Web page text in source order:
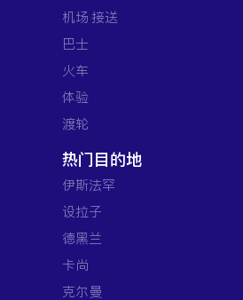
机场 接送
巴士
火车
体验
渡轮
热门目的地
伊斯法罕
设拉子
德黑兰
卡尚
克尔曼